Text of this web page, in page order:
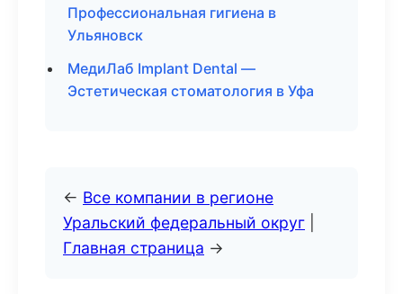
Профессиональная гигиена в
Ульяновск
МедиЛаб Implant Dental —
Эстетическая стоматология в Уфа
← Все компании в регионе
Уральский федеральный округ
Главная страница →